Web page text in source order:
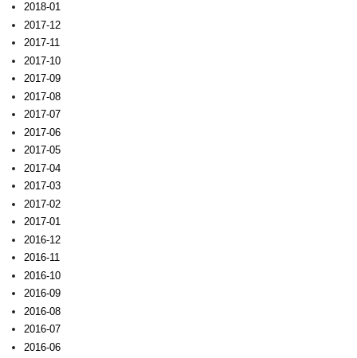
2018-01
2017-12
2017-11
2017-10
2017-09
2017-08
2017-07
2017-06
2017-05
2017-04
2017-03
2017-02
2017-01
2016-12
2016-11
2016-10
2016-09
2016-08
2016-07
2016-06